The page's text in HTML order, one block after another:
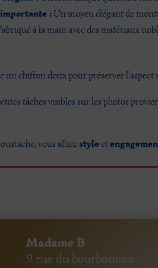
:Un moyen élégant de
à la main avec des matériaux
un chiffon doux pour préserver
tâches visibles sur les photos
vous alliezstyle et
Madame B
9 rue du bourbonnais